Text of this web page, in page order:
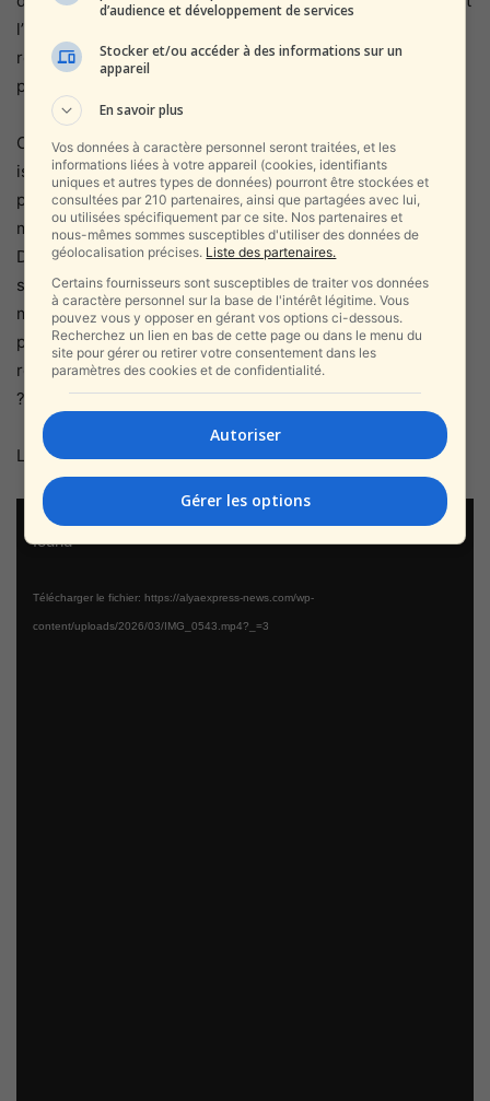
l’utilisation d’intercepteurs à basses altitudes — et les
résultats sont visibles sur le terrain. Quiconque ne s’est
pas mis à l’abri peut en payer le prix de sa vie.
Ce débat interne au sein de l’establishment sécuritaire
israélien n’est pas nouveau, mais il prend une acuité
particulière après la nuit du 21 au 22 mars, l’une des plus
meurtrières depuis le début de l’opération Lion Rugissant.
Dimona, Arad, Rishon LeZion, Holon — des dizaines de
sites d’impact, des centaines de blessés, et partout cette
même question qui reste sans réponse publique :
pourquoi autant de débris retombent-ils sur des zones
résidentielles alors que le système de défense fonctionne
?
La réponse, désormais, est connue. Elle est inconfortable.
Lecteur
vidéo
Media error: Format(s) not supported or source(s) not
found
Télécharger le fichier: https://alyaexpress-news.com/wp-
content/uploads/2026/03/IMG_0543.mp4?_=3
d’audience et développement de services
Stocker et/ou accéder à des informations sur un
appareil
En savoir plus
Vos données à caractère personnel seront traitées, et les
informations liées à votre appareil (cookies, identifiants
uniques et autres types de données) pourront être stockées et
consultées par 210 partenaires, ainsi que partagées avec lui,
ou utilisées spécifiquement par ce site. Nos partenaires et
nous-mêmes sommes susceptibles d'utiliser des données de
géolocalisation précises. Liste des partenaires.
Certains fournisseurs sont susceptibles de traiter vos données
à caractère personnel sur la base de l'intérêt légitime. Vous
pouvez vous y opposer en gérant vos options ci-dessous.
Recherchez un lien en bas de cette page ou dans le menu du
site pour gérer ou retirer votre consentement dans les
paramètres des cookies et de confidentialité.
Autoriser
Gérer les options